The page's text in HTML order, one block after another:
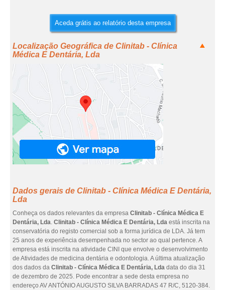
Aceda grátis ao relatório desta empresa
Localização Geográfica de Clinitab - Clínica
Médica E Dentária, Lda
Dados gerais de Clinitab - Clínica Médica E Dentária,
Lda
Conheça os dados relevantes da empresa Clinitab - Clínica Médica E
Dentária, Lda. Clinitab - Clínica Médica E Dentária, Lda está inscrita na
conservatória do registo comercial sob a forma jurídica de LDA. Já tem
25 anos de experiência desempenhada no sector ao qual pertence. A
empresa está inscrita na atividade CINI que envolve o desenvolvimento
de Atividades de medicina dentária e odontologia. A última atualização
dos dados da Clinitab - Clínica Médica E Dentária, Lda data do dia 31
de dezembro de 2025. Pode encontrar a sede desta empresa no
endereço AV ANTÓNIO AUGUSTO SILVA BARRADAS 47 R/C, 5120-384.